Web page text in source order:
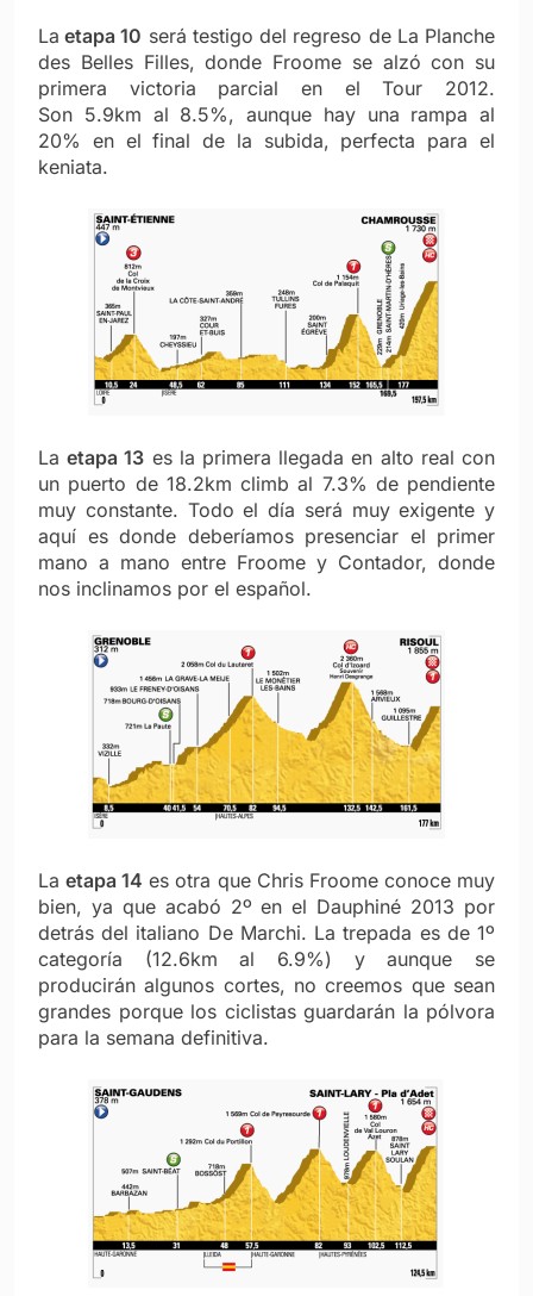
La etapa 10 será testigo del regreso de La Planche
des Belles Filles, donde Froome se alzó con su
primera victoria parcial en el Tour 2012.
Son 5.9km al 8.5%, aunque hay una rampa al
20% en el final de la subida, perfecta para el
keniata.
Laetapa 13 es la primera llegada en alto real con
un puerto de 18.2km climb al 7.3% de pendiente
muy constante. Todo el día será muy exigente y
aquí es donde deberíamos presenciar el primer
mano a mano entre Froome y Contador, donde
nos inclinamos por el español.
Laetapa 14 es otra que Chris Froome conoce muy
bien, ya que acabó 2º en el Dauphiné 2013 por
detrás del italiano De Marchi. La trepada es de 1º
categoría (12.6km al 6.9%) y aunque se
producirán algunos cortes, no creemos que sean
grandes porque los ciclistas guardarán la pólvora
para la semana definitiva.